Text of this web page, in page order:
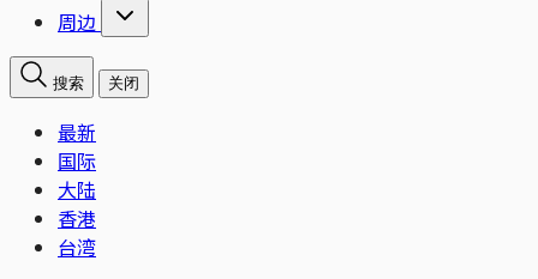
周边
搜索 关闭
最新
国际
大陆
香港
台湾